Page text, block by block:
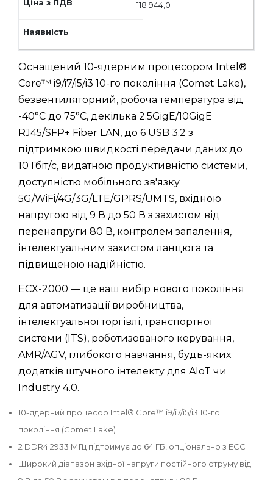
118 944,0
Оснащений 10-ядерним процесором Intel®
Core™ i9/i7/i5/i3 10-го покоління (Comet Lake),
безвентиляторний, робоча температура від
-40°C до 75°C, декілька 2.5GigE/10GigE
RJ45/SFP+ Fiber LAN, до 6 USB 3.2 з
підтримкою швидкості передачи даних до
10 Гбіт/с, видатною продуктивністю системи,
доступністю мобільного зв'язку
5G/WiFi/4G/3G/LTE/GPRS/UMTS, вхідною
напругою від 9 В до 50 В з захистом від
перенапруги 80 В, контролем запалення,
інтелектуальним захистом ланцюга та
підвищеною надійністю.
ECX-2000 — це ваш вибір нового покоління
для автоматизації виробництва,
інтелектуальної торгівлі, транспортної
системи (ITS), роботизованого керування,
AMR/AGV, глибокого навчання, будь-яких
додатків штучного інтелекту для AIoT чи
Industry 4.0.
10-ядерний процесор Intel® Core™ i9/i7/i5/i3 10-го
покоління (Comet Lake)
2 DDR4 2933 МГц підтримує до 64 ГБ, опціонально з ECC
Широкий діапазон вхідної напруги постійного струму від